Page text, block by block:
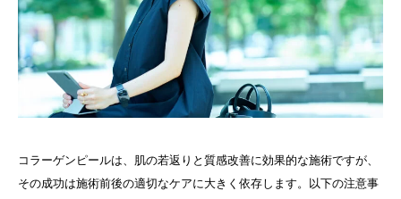
コラーゲンピールは、肌の若返りと質感改善に効果的な施術ですが、
その成功は施術前後の適切なケアに大きく依存します。以下の注意事